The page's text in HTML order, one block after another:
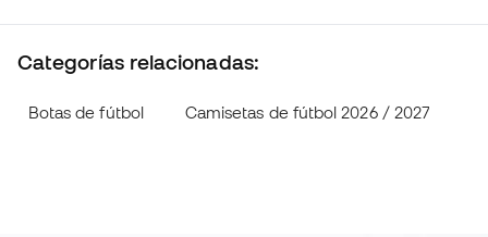
Categorías relacionadas:
Botas de fútbol Camisetas de fútbol 2026 / 2027